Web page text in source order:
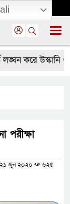
অগাস্ট ২০২৬
করে উস্কানি ও
পরীক্ষা
জুন ২০২০
৬২৫